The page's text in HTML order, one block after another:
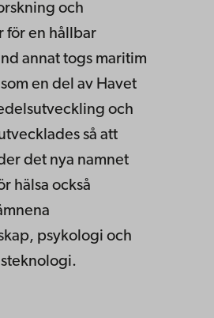
och
för en hållbar
annat togs maritim
en del av Havet
och
så att
det nya namnet
hälsa också
psykologi och